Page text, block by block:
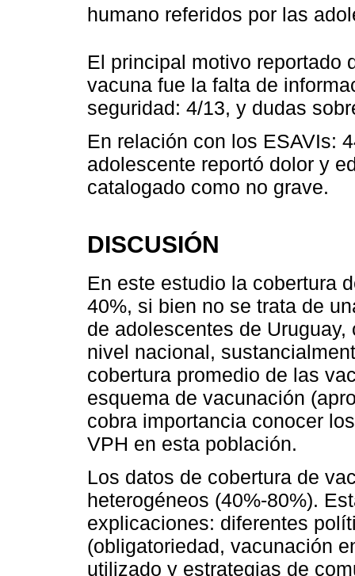
humano referidos por las
El principal motivo reportado
vacuna fue la falta de
seguridad: 4/13, y dudas
En relación con los ESAVIs:
adolescente reportó dolor y
catalogado como no grave.
DISCUSIÓN
En este estudio la cobertura
40%, si bien no se trata de
de adolescentes de
nivel nacional,
cobertura promedio de las
esquema de vacunación
cobra importancia conocer
VPH en esta población.
Los datos de cobertura de
heterogéneos (40%-80%).
explicaciones: diferentes
(obligatoriedad, vacunación
utilizado y estrategias de